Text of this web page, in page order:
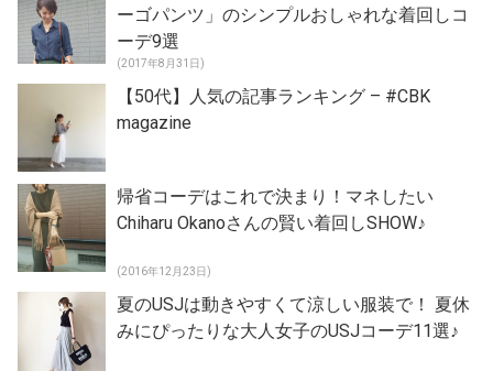
ーゴパンツ」のシンプルおしゃれな着回しコ
ーデ9選
(2017年8月31日)
【50代】人気の記事ランキング – #CBK
magazine
帰省コーデはこれで決まり！マネしたい
Chiharu Okanoさんの賢い着回しSHOW♪
(2016年12月23日)
夏のUSJは動きやすくて涼しい服装で！ 夏休
みにぴったりな大人女子のUSJコーデ11選♪